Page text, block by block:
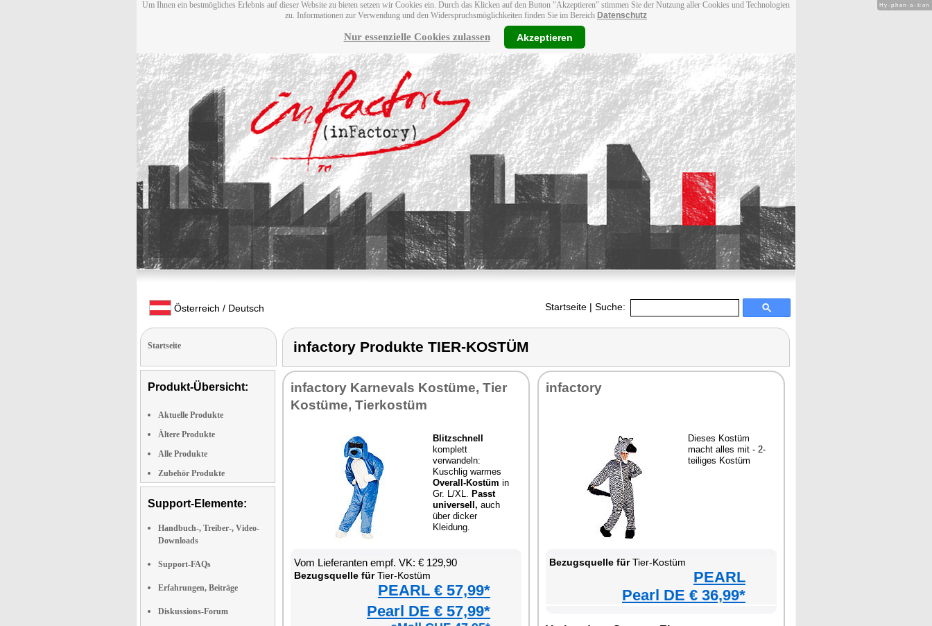
Um Ihnen ein bestmögliches Erlebnis auf dieser Website zu bieten setzen wir Cookies ein. Durch das Klicken auf den Button "Akzeptieren" stimmen Sie der Nutzung aller Cookies und Technologien
zu. Informationen zur Verwendung und den Widerspruchsmöglichkeiten finden Sie im Bereich Datenschutz
Nur essenzielle Cookies zulassen Akzeptieren
Österreich / Deutsch Startseite | Suche:
Startseite
Produkt-Übersicht:
Aktuelle Produkte
Ältere Produkte
Alle Produkte
Zubehör Produkte
Support-Elemente:
Handbuch-, Treiber-, Video-
Downloads
Support-FAQs
Erfahrungen, Beiträge
Diskussions-Forum
infactory Produkte TIER-KOSTÜM
infactory Karnevals Kostüme, Tier
Kostüme, Tierkostüm
Blitzschnell
komplett
verwandeln:
Kuschlig warmes
Overall-Kostüm in
Gr. L/XL. Passt
universell, auch
über dicker
Kleidung.
Vom Lieferanten empf. VK: € 129,90
Bezugsquelle fürTier-Kostüm
PEARL € 57,99*
Pearl DE € 57,99*
infactory
Dieses Kostüm
macht alles mit - 2-
teiliges Kostüm
Bezugsquelle fürTier-Kostüm
PEARL
Pearl DE € 36,99*
Hy-phen-a-tion